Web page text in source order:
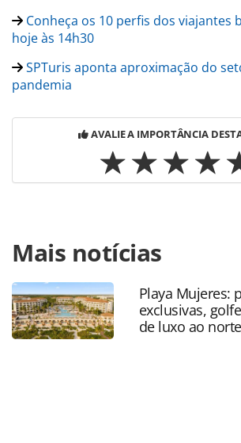
Conheça os 10 perfis dos viajantes
hoje às 14h30
SPTuris aponta aproximação do
pandemia
AVALIE A IMPORTÂNCIA
https://www.panrotas.com.br/
brasileiros-ja-podem-entrar-na-ilha-de-
martin_177475.html ou as ferramentas
página. Todo o conteúdo produzido pela
Editora é protegido pela legislação
autoral. Não reproduza o conteúdo
Mais notícias
Playa Mujeres:
exclusivas,
de luxo ao